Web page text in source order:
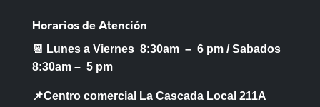
Horarios de Atención
📆 Lunes a Viernes 8:30am – 6 pm /Sabados
8:30am – 5 pm
📌Centro comercial La Cascada Local 211A